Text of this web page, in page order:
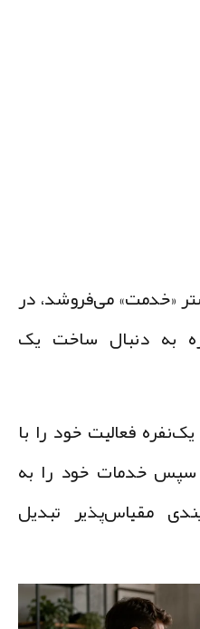
«خدمت» می‌فروشد، در
دنبال ساخت یک
فعالیت خود را با
خدمات خود را به
مقیاس‌پذیر تبدیل